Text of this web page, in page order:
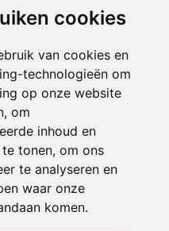
cookies
van cookies en
technologieën om
op onze website
om
inhoud en
tonen, om ons
te analyseren en
waar onze
komen.